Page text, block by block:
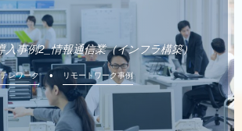
入事例2_情報通信業（インフラ構築）
テレワーク リモートワーク事例